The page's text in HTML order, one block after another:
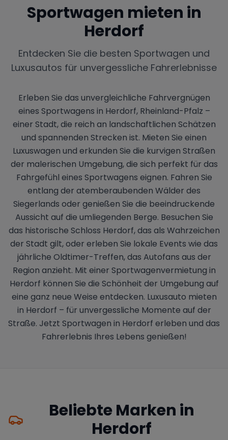
Sportwagen mieten in
Herdorf
Entdecken Sie die besten Sportwagen und
Luxusautos für unvergessliche Fahrerlebnisse
Erleben Sie das unvergleichliche Fahrvergnügen
eines Sportwagens in Herdorf, Rheinland-Pfalz –
einer Stadt, die reich an landschaftlichen Schätzen
und spannenden Strecken ist. Mieten Sie einen
Luxuswagen und erkunden Sie die kurvigen Straßen
der malerischen Umgebung, die sich perfekt für das
Fahrgefühl eines Sportwagens eignen. Fahren Sie
entlang der atemberaubenden Wälder des
Siegerlands oder genießen Sie die beeindruckende
Aussicht auf die umliegenden Berge. Besuchen Sie
das historische Schloss Herdorf, das als Wahrzeichen
der Stadt gilt, oder erleben Sie lokale Events wie das
jährliche Oldtimer-Treffen, das Autofans aus der
Region anzieht. Mit einer Sportwagenvermietung in
Herdorf können Sie die Schönheit der Umgebung auf
eine ganz neue Weise entdecken. Luxusauto mieten
in Herdorf – für unvergessliche Momente auf der
Straße. Jetzt Sportwagen in Herdorf erleben und das
Fahrerlebnis Ihres Lebens genießen!
Beliebte Marken in
Herdorf